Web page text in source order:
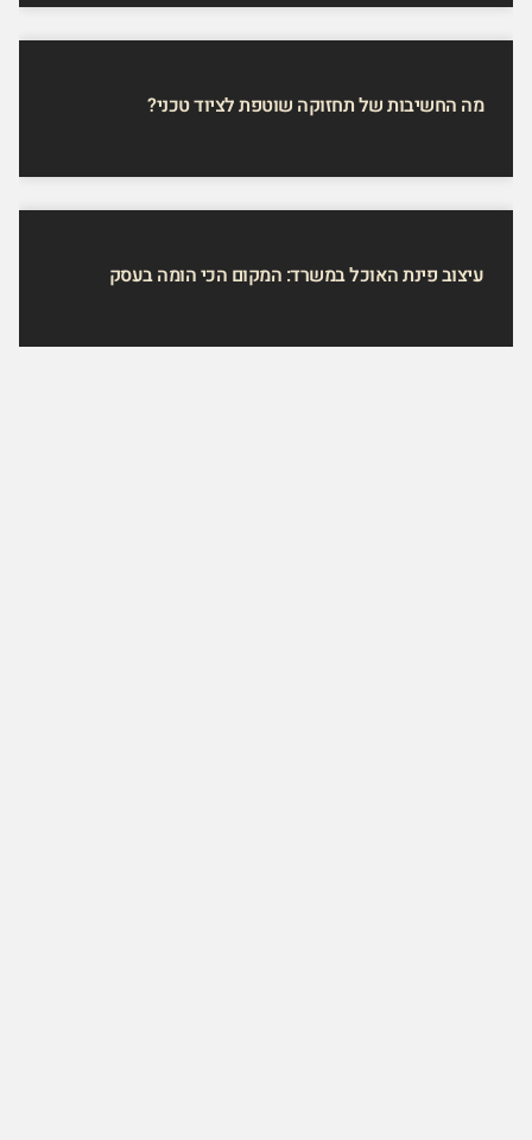
מה החשיבות של תחזוקה שוטפת לציוד טכני?
עיצוב פינת האוכל במשרד: המקום הכי הומה בעסק